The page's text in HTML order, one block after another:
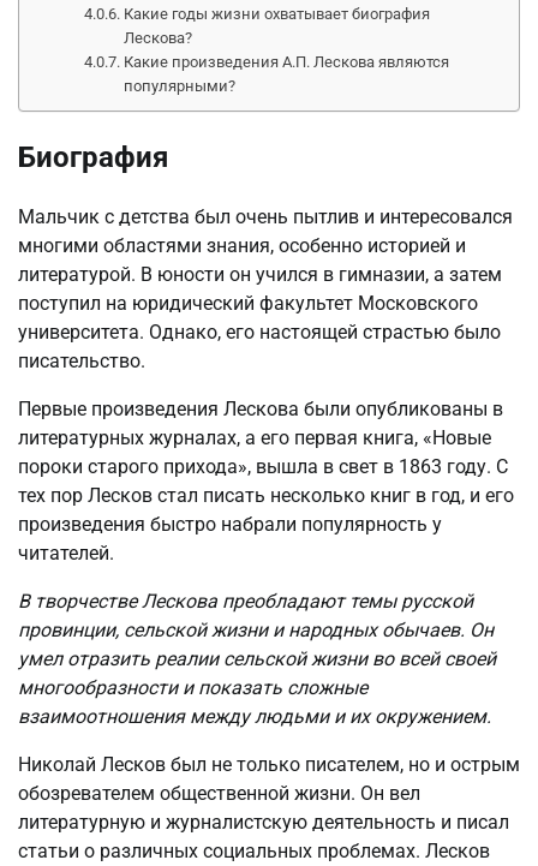
Какие годы жизни охватывает биография
Лескова?
Какие произведения А.П. Лескова являются
популярными?
Биография
Мальчик с детства был очень пытлив и интересовался
многими областями знания, особенно историей и
литературой. В юности он учился в гимназии, а затем
поступил на юридический факультет Московского
университета. Однако, его настоящей страстью было
писательство.
Первые произведения Лескова были опубликованы в
литературных журналах, а его первая книга, «Новые
пороки старого прихода», вышла в свет в 1863 году. С
тех пор Лесков стал писать несколько книг в год, и его
произведения быстро набрали популярность у
читателей.
В творчестве Лескова преобладают темы русской
провинции, сельской жизни и народных обычаев. Он
умел отразить реалии сельской жизни во всей своей
многообразности и показать сложные
взаимоотношения между людьми и их окружением.
Николай Лесков был не только писателем, но и острым
обозревателем общественной жизни. Он вел
литературную и журналистскую деятельность и писал
статьи о различных социальных проблемах. Лесков